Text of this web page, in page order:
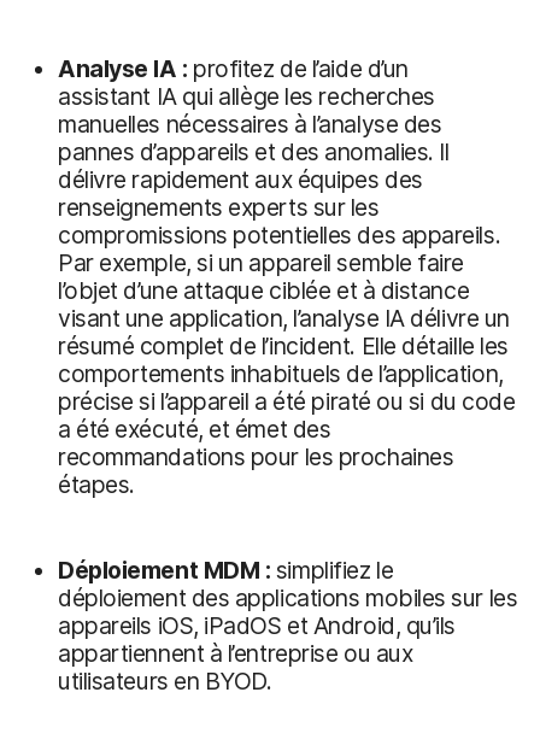
Analyse IA : profitez de l’aide d’un
assistant IA qui allège les recherches
manuelles nécessaires à l’analyse des
pannes d’appareils et des anomalies. Il
délivre rapidement aux équipes des
renseignements experts sur les
compromissions potentielles des appareils.
Par exemple, si un appareil semble faire
l’objet d’une attaque ciblée et à distance
visant une application, l’analyse IA délivre un
résumé complet de l’incident. Elle détaille les
comportements inhabituels de l’application,
précise si l’appareil a été piraté ou si du code
a été exécuté, et émet des
recommandations pour les prochaines
étapes.
Déploiement MDM : simplifiez le
déploiement des applications mobiles sur les
appareils iOS, iPadOS et Android, qu’ils
appartiennent à l’entreprise ou aux
utilisateurs en BYOD.